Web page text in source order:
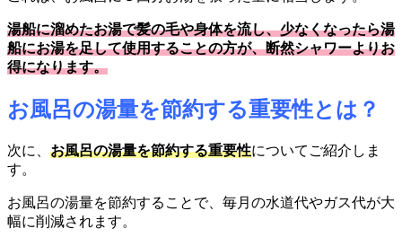
湯船に溜めたお湯で髪の毛や身体を流し、少なくなったら湯
船にお湯を足して使用することの方が、断然シャワーよりお
得になります。
お風呂の湯量を節約する重要性とは？
次に、 お風呂の湯量を節約する重要性についてご紹介しま
す。
お風呂の湯量を節約することで、毎月の水道代やガス代が大
幅に削減されます。